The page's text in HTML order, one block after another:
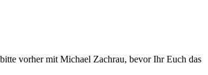
vorher mit Michael Zachrau, bevor Ihr Euch das